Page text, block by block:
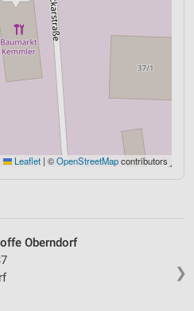
Leaflet | ©OpenStreetMapcontributors
❯
Oberndorf